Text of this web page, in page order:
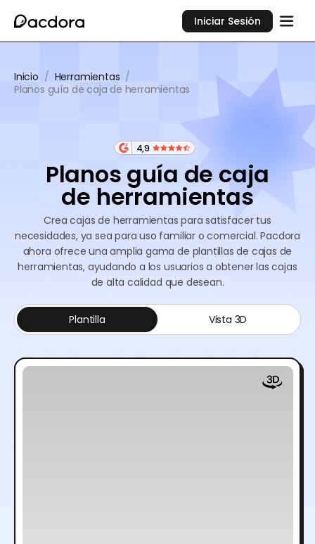
Iniciar Sesión
Inicio / Herramientas /
Planos guía de caja de herramientas
4,9
Planos guía de caja
de herramientas
Crea cajas de herramientas para satisfacer tus
necesidades, ya sea para uso familiar o comercial. Pacdora
ahora ofrece una amplia gama de plantillas de cajas de
herramientas, ayudando a los usuarios a obtener las cajas
de alta calidad que desean.
Plantilla Vista 3D